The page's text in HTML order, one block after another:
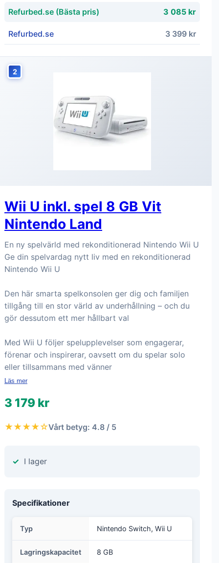
Refurbed.se (Bästa pris) 3 085 kr
Refurbed.se 3 399 kr
2
Wii U inkl. spel 8 GB Vit
Nintendo Land
En ny spelvärld med rekonditionerad Nintendo Wii U
Ge din spelvardag nytt liv med en rekonditionerad
Nintendo Wii U
Den här smarta spelkonsolen ger dig och familjen
tillgång till en stor värld av underhållning – och du
gör dessutom ett mer hållbart val
Med Wii U följer spelupplevelser som engagerar,
förenar och inspirerar, oavsett om du spelar solo
eller tillsammans med vänner
Läs mer
3 179 kr
★★★★☆Vårt betyg: 4.8 / 5
I lager
Specifikationer
Typ Nintendo Switch, Wii U
Lagringskapacitet 8 GB